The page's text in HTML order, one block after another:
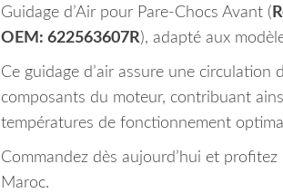
Guidage d’Air pour Pare-Chocs Avant (
OEM: 622563607R), adapté aux
Ce guidage d’air assure une circulation
composants du moteur, contribuant
températures de fonctionnement
Commandez dès aujourd’hui et
Maroc.